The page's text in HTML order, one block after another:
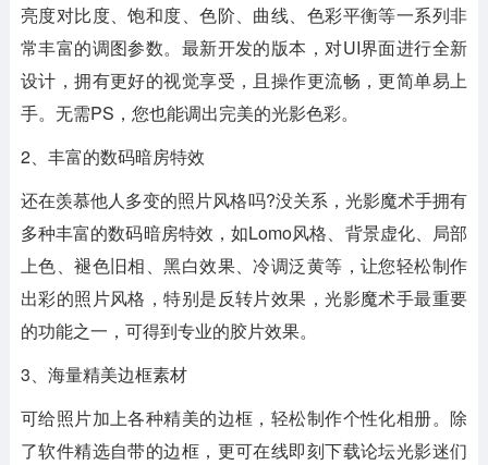
亮度对比度、饱和度、色阶、曲线、色彩平衡等一系列非
常丰富的调图参数。最新开发的版本，对UI界面进行全新
设计，拥有更好的视觉享受，且操作更流畅，更简单易上
手。无需PS，您也能调出完美的光影色彩。
2、丰富的数码暗房特效
还在羡慕他人多变的照片风格吗?没关系，光影魔术手拥有
多种丰富的数码暗房特效，如Lomo风格、背景虚化、局部
上色、褪色旧相、黑白效果、冷调泛黄等，让您轻松制作
出彩的照片风格，特别是反转片效果，光影魔术手最重要
的功能之一，可得到专业的胶片效果。
3、海量精美边框素材
可给照片加上各种精美的边框，轻松制作个性化相册。除
了软件精选自带的边框，更可在线即刻下载论坛光影迷们